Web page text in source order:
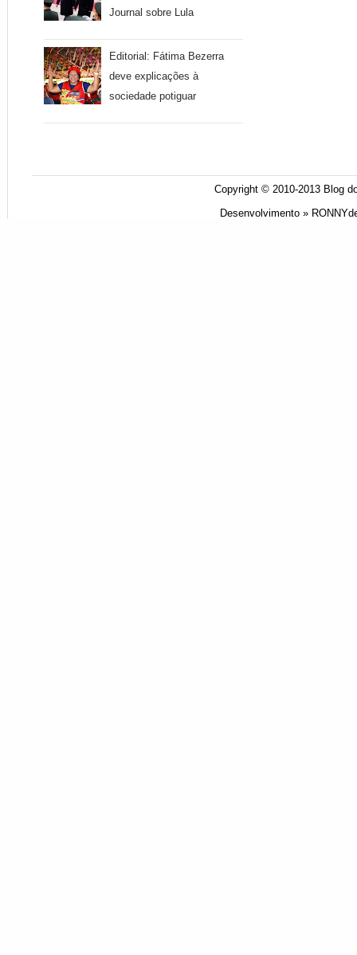
Journal sobre Lula
Editorial: Fátima Bezerra
deve explicações à
sociedade potiguar
Copyright © 2010-2013 Blog
Desenvolvimento »